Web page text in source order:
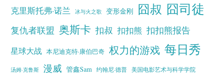
克里斯托弗·诺兰 冰与火之歌 变形金刚 囧叔 囧司徒
复仇者联盟 奥斯卡 扣叔 扣扣熊 扣扣熊报告
星球大战 本尼迪克特·康伯巴奇 权力的游戏 每日秀
汤姆·克鲁斯 漫威 管鑫Sam 约翰尼·德普
美国电影艺术与科学学院